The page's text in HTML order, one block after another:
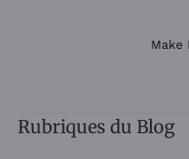
Make
Rubriques du Blog